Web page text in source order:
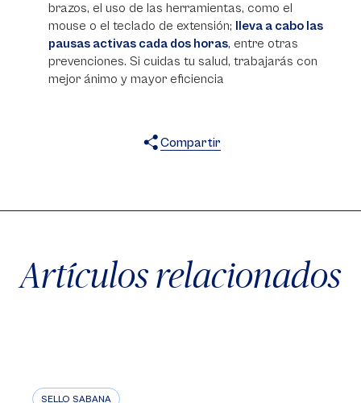
brazos, el uso de las herramientas, como el
mouse o el teclado de extensión; lleva a cabo las
pausas activas cada dos horas, entre otras
prevenciones. Si cuidas tu salud, trabajarás con
mejor ánimo y mayor eficiencia
Compartir
Artículos relacionados
SELLO SABANA